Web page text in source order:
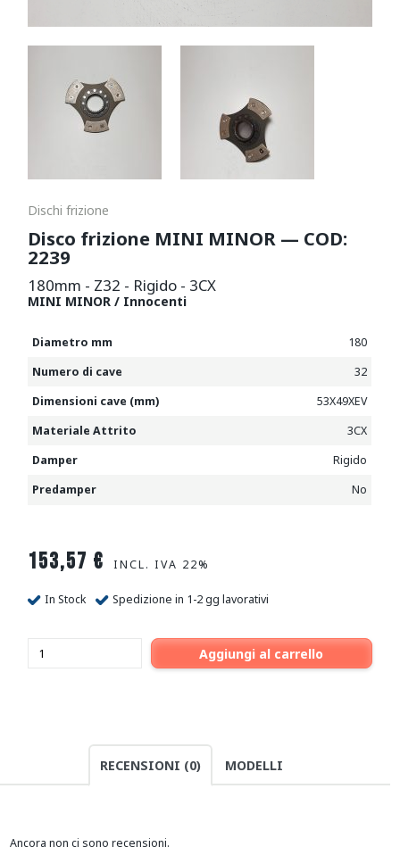
Dischi frizione
Disco frizione MINI MINOR — COD:
2239
180mm - Z32 - Rigido - 3CX
MINI MINOR / Innocenti
Diametro mm
180
Numero di cave
32
Dimensioni cave (mm)
53X49XEV
Materiale Attrito
3CX
Damper
Rigido
Predamper
No
153,57 € INCL. IVA 22%
In Stock Spedizione in 1-2 gg lavorativi
Aggiungi al carrello
RECENSIONI (0) MODELLI
Ancora non ci sono recensioni.